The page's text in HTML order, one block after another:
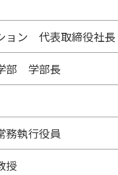
ョン 代表取締役社長
部 学部長
執行役員
授